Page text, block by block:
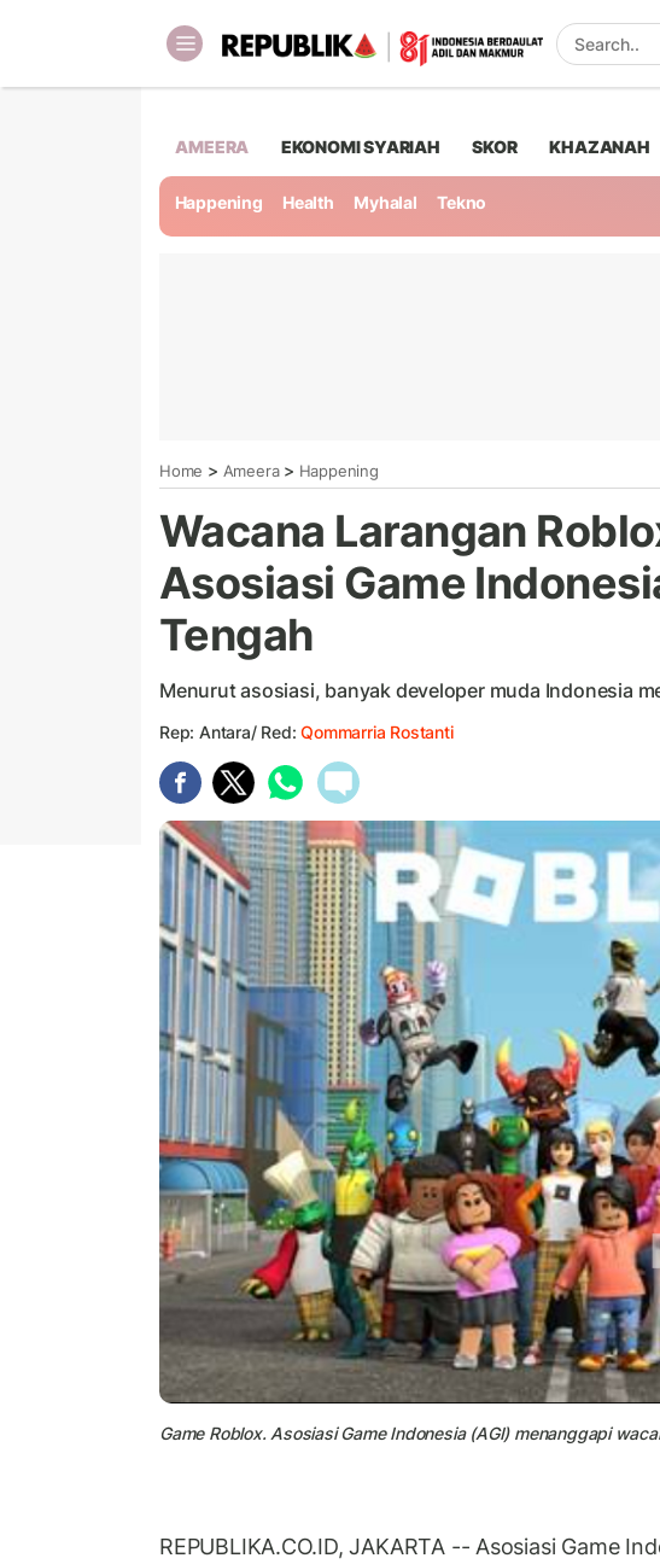
AMEERA EKONOMI SYARIAH SKOR KHAZANAH
Happening Health Myhalal Tekno
Home > Ameera> Happening
Wacana Larangan
Asosiasi Game
Tengah
Menurut asosiasi, banyak developer muda Indonesia
Rep: Antara/ Red:Qommarria Rostanti
Game Roblox. Asosiasi Game Indonesia (AGI) menanggapi
REPUBLIKA.CO.ID, JAKARTA -- Asosiasi Game